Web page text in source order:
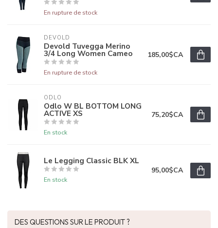
En rupture de stock
DEVOLD
Devold Tuvegga Merino
3/4 Long Women Cameo
En rupture de stock
185,00$CA
ODLO
Odlo W BL BOTTOM LONG
ACTIVE XS
En stock
75,20$CA
Le Legging Classic BLK XL
En stock
95,00$CA
DES QUESTIONS SUR LE PRODUIT ?